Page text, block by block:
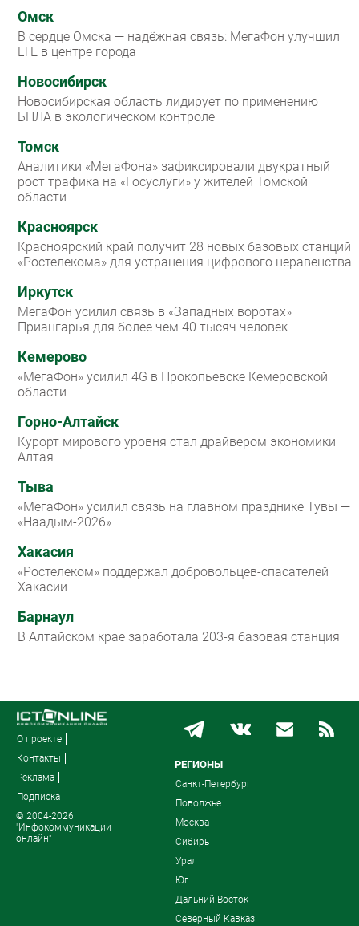
Омск
В сердце Омска — надёжная связь: МегаФон улучшил
LTE в центре города
Новосибирск
Новосибирская область лидирует по применению
БПЛА в экологическом контроле
Томск
Аналитики «МегаФона» зафиксировали двукратный
рост трафика на «Госуслуги» у жителей Томской
области
Красноярск
Красноярский край получит 28 новых базовых станций
«Ростелекома» для устранения цифрового неравенства
Иркутск
МегаФон усилил связь в «Западных воротах»
Приангарья для более чем 40 тысяч человек
Кемерово
«МегаФон» усилил 4G в Прокопьевске Кемеровской
области
Горно-Алтайск
Курорт мирового уровня стал драйвером экономики
Алтая
Тыва
«МегаФон» усилил связь на главном празднике Тувы —
«Наадым-2026»
Хакасия
«Ростелеком» поддержал добровольцев-спасателей
Хакасии
Барнаул
В Алтайском крае заработала 203-я базовая станция
О проекте
Контакты
Реклама
Подписка
© 2004-2026
"Инфокоммуникации
онлайн"
РЕГИОНЫ
Санкт-Петербург
Поволжье
Москва
Сибирь
Урал
Юг
Дальний Восток
Северный Кавказ